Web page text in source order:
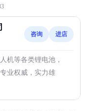
咨询 进店
机等各类锂电池，
业权威，实力雄